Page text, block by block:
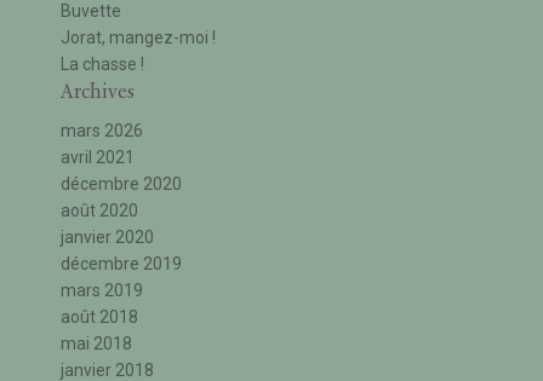
Buvette
Jorat, mangez-moi !
La chasse !
Archives
mars 2026
avril 2021
décembre 2020
août 2020
janvier 2020
décembre 2019
mars 2019
août 2018
mai 2018
janvier 2018